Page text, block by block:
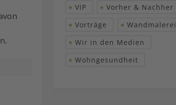
VIP
Vorher & Nachher
Vorträge
Wandmalerei
Wir in den Medien
Wohngesundheit